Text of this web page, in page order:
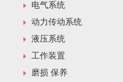
电气系统
动力传动系统
液压系统
工作装置
磨损 保养